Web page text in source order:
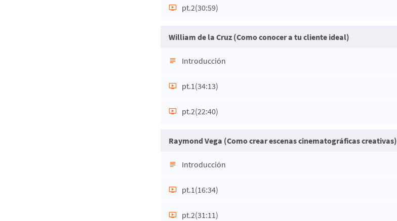
pt.2(30:59)
William de la Cruz (Como conocer a tu cliente ideal)
Introducción
pt.1(34:13)
pt.2(22:40)
Raymond Vega (Como crear escenas cinematográficas creativas)
Introducción
pt.1(16:34)
pt.2(31:11)